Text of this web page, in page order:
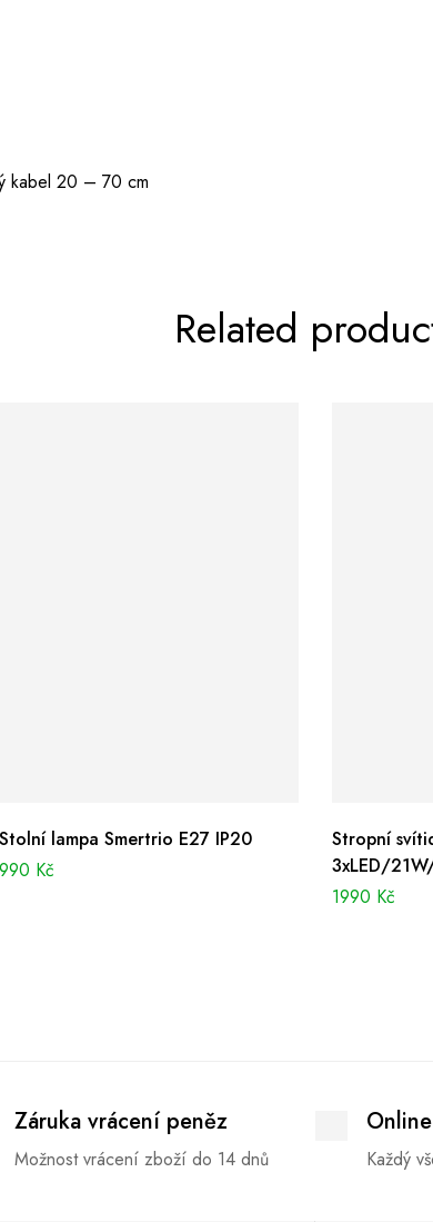
kabel 20 – 70 cm
Related
Stolní lampa Smertrio E27 IP20
990 Kč
Stropní
3xLED/
1990 Kč
Záruka vrácení peněz
Možnost vrácení zboží do 14 dnů Každý